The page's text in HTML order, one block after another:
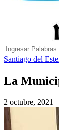
Search
for:
Santiago del
La
2 octubre, 2021